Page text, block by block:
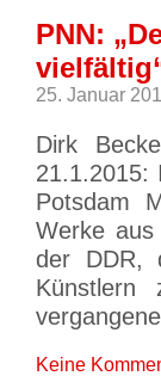
PNN:
25. Januar
Dirk
21.1.2015:
Potsdam
Werke
der DDR,
Keine